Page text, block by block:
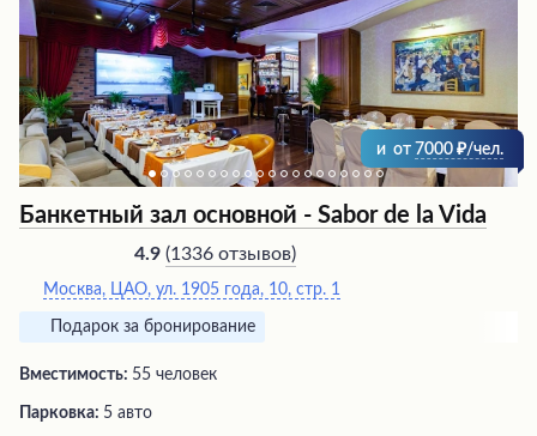
и от 7000 /чел.
Банкетный зал основной - Sabor de la Vida
4.9 (1336 отзывов)
Москва, ЦАО, ул. 1905 года, 10, стр. 1
Подарок за бронирование
Вместимость: 55 человек
Парковка: 5 авто